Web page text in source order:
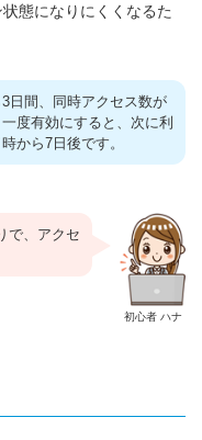
態になりにくくなるた
日間、同時アクセス数が
度有効にすると、次に利
から7日後です。
初心者 ハナ
で、アクセ